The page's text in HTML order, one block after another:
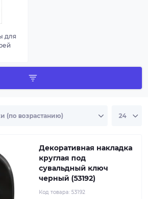
для
Декоративная накладка
круглая под
сувальдный ключ
черный (53192)
Код товара: 53192